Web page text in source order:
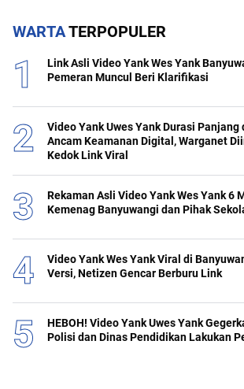
WARTATERPOPULER
Link Asli Video Yank Wes Yank
Pemeran Muncul Beri Klarifikasi
Video Yank Uwes Yank Durasi Panjang
Ancam Keamanan Digital, Warganet
Kedok Link Viral
Rekaman Asli Video Yank Wes Yank 6
Kemenag Banyuwangi dan Pihak
Video Yank Wes Yank Viral di
Versi, Netizen Gencar Berburu Link
HEBOH! Video Yank Uwes Yank
Polisi dan Dinas Pendidikan Lakukan